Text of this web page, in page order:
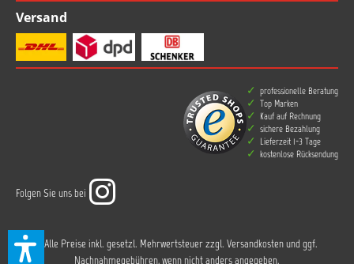
Versand
professionelle Beratung
Top Marken
Kauf auf Rechnung
sichere Bezahlung
Lieferzeit 1-3 Tage
kostenlose Rücksendung
Folgen Sie uns bei
* Alle Preise inkl. gesetzl. Mehrwertsteuer zzgl. Versandkostenund ggf.
Nachnahmegebühren, wenn nicht anders angegeben.